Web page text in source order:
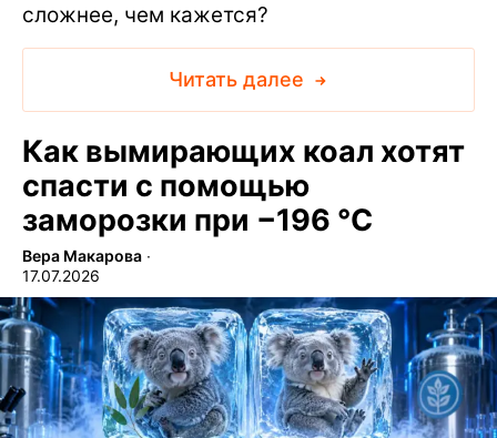
сложнее, чем кажется?
Читать далее
Как вымирающих коал хотят
спасти с помощью
заморозки при −196 °C
Вера Макарова ∙
17.07.2026